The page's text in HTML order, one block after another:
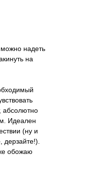
можно надеть
на
абсолютно
Идеален
(ну и
дерзайте!).
обожаю